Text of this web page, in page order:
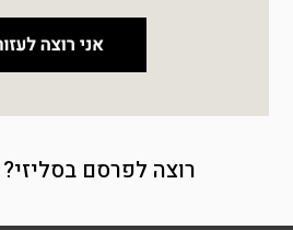
רוצה לפרסם בסליזי?